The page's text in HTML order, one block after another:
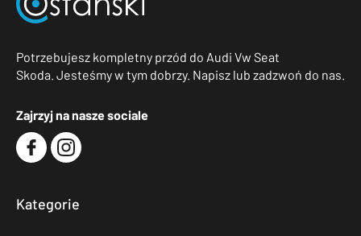
Potrzebujesz kompletny przód do Audi Vw Seat
Skoda. Jesteśmy w tym dobrzy. Napisz lub zadzwoń do nas.
Zajrzyj na nasze sociale
Kategorie